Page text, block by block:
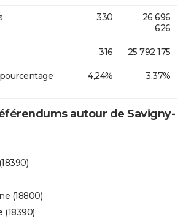
330
26 696
626
316 25 792 175
4,24% 3,37%
autour de Savigny-
(18800)
(18390)